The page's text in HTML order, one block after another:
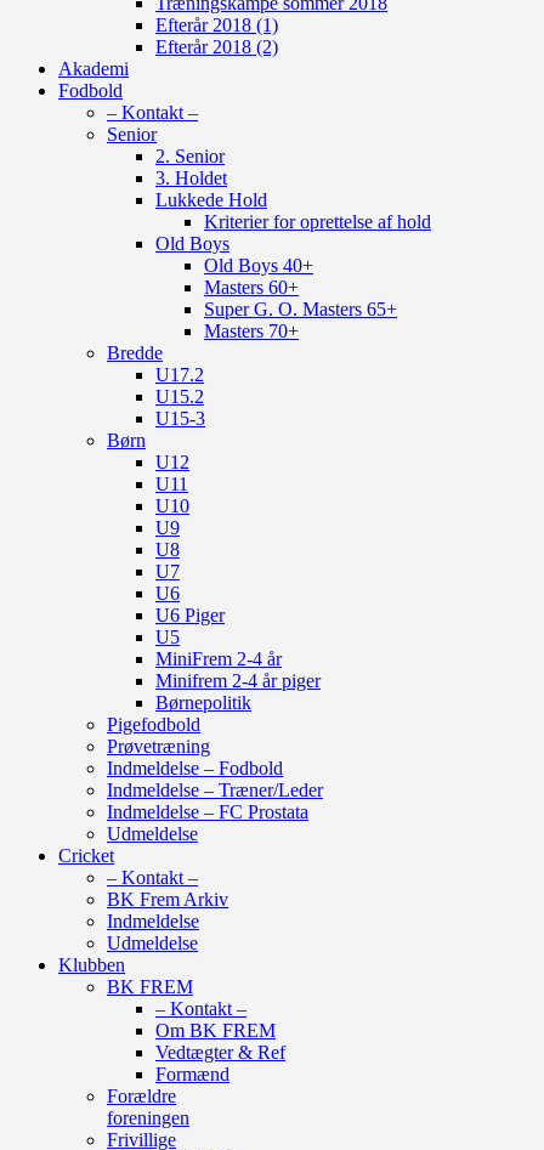
Efterår 2018 (1)
Efterår 2018 (2)
Akademi
Fodbold
– Kontakt –
Senior
2. Senior
3. Holdet
Lukkede Hold
Kriterier for oprettelse af hold
Old Boys
Old Boys 40+
Masters 60+
Super G. O. Masters 65+
Masters 70+
Bredde
U17.2
U15.2
U15-3
Børn
U12
U11
U10
U9
U8
U7
U6
U6 Piger
U5
MiniFrem 2-4 år
Minifrem 2-4 år piger
Børnepolitik
Pigefodbold
Prøvetræning
Indmeldelse – Fodbold
Indmeldelse – Træner/Leder
Indmeldelse – FC Prostata
Udmeldelse
Cricket
– Kontakt –
BK Frem Arkiv
Indmeldelse
Udmeldelse
Klubben
BK FREM
– Kontakt –
Om BK FREM
Vedtægter & Ref
Formænd
Forældre
foreningen
Frivillige